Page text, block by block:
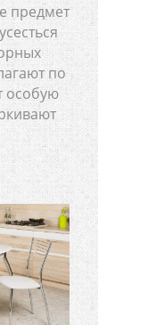
предмет
по
особую